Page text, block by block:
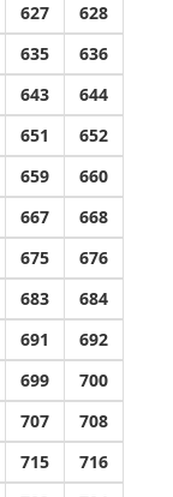
627
628
635
636
643
644
651
652
659
660
667
668
675
676
683
684
691
692
699
700
707
708
715
716